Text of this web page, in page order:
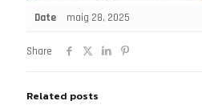
Date maig 28, 2025
Share
Related posts